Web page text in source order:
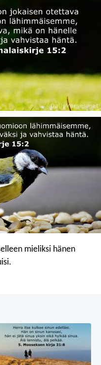
mieliksi hänen